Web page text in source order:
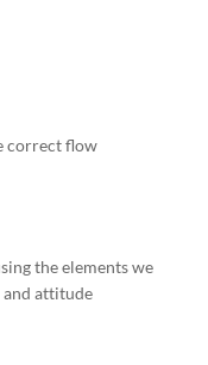
correct flow
the elements we
and attitude